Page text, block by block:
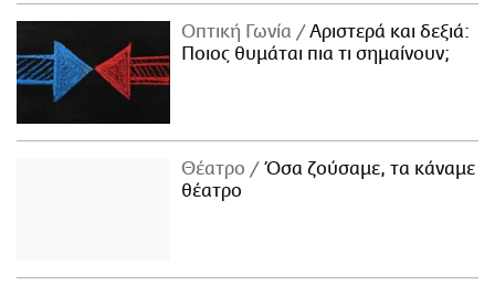
Οπτική Γωνία
Αριστερά και δεξιά:
Ποιος θυμάται πια τι σημαίνουν;
Θέατρο
Όσα ζούσαμε, τα κάναμε
θέατρο